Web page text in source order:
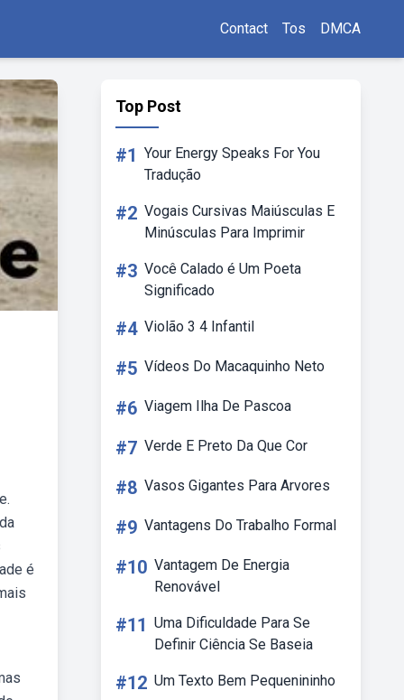
Contact Tos DMCA
é
Top Post
#1 Your Energy Speaks For You
Tradução
#2 Vogais Cursivas Maiúsculas E
Minúsculas Para Imprimir
#3 Você Calado é Um Poeta
Significado
#4 Violão 3 4 Infantil
#5 Vídeos Do Macaquinho Neto
#6 Viagem Ilha De Pascoa
#7 Verde E Preto Da Que Cor
#8 Vasos Gigantes Para Arvores
#9 Vantagens Do Trabalho Formal
#10 Vantagem De Energia
Renovável
#11 Uma Dificuldade Para Se
Definir Ciência Se Baseia
#12 Um Texto Bem Pequenininho